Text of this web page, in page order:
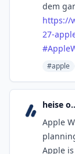
dem
https://
27-
#
#apple
heise
Apple
Apple